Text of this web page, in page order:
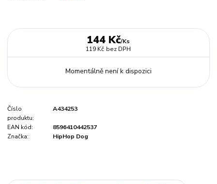
144 Kč/Ks
119 Kč bez DPH
Momentálně není k dispozici
Číslo
produktu:
A434253
EAN kód:
8596410442537
Značka:
HipHop Dog